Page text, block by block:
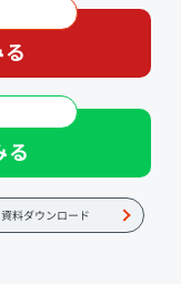
る
料ダウンロード